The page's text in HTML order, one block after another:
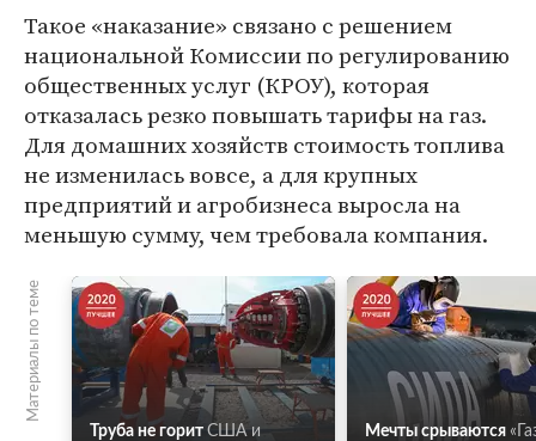
Такое «наказание» связано с решением
национальной Комиссии по регулированию
общественных услуг (КРОУ), которая
отказалась резко повышать тарифы на газ.
Для домашних хозяйств стоимость топлива
не изменилась вовсе, а для крупных
предприятий и агробизнеса выросла на
меньшую сумму, чем требовала компания.
Материалы по теме
Труба не горит США и
Мечты срываются